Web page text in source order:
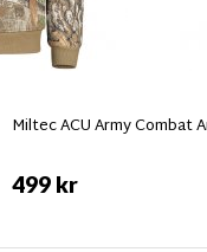
Miltec ACU Army Combat
499 kr